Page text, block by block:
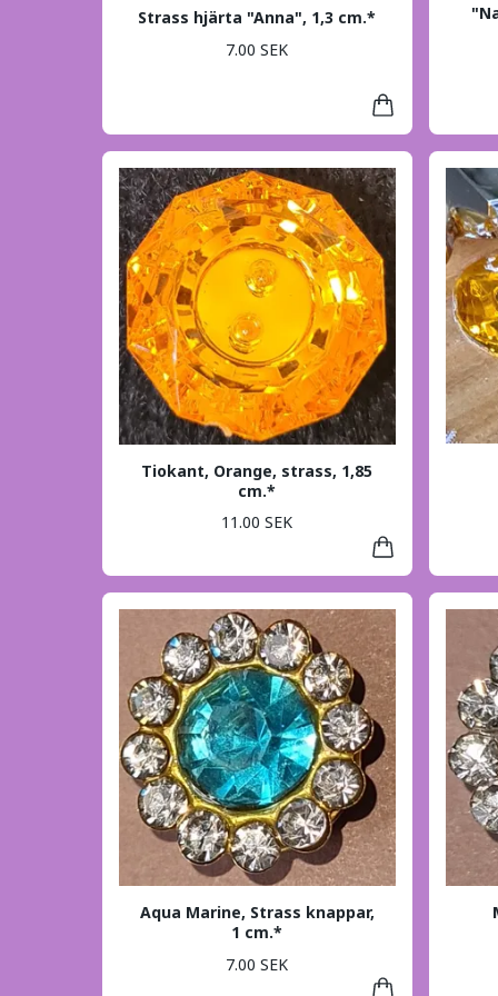
Strass hjärta "Anna", 1,3 cm.*
7.00 SEK
Tiokant, Orange, strass, 1,85
cm.*
11.00 SEK
Aqua Marine, Strass knappar,
1 cm.*
7.00 SEK